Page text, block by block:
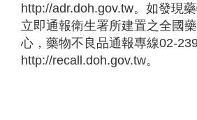
http://adr.doh.gov.tw。如發現
立即通報衛生署所建置之全國
心，藥物不良品通報專線02-
http://recall.doh.gov.tw。